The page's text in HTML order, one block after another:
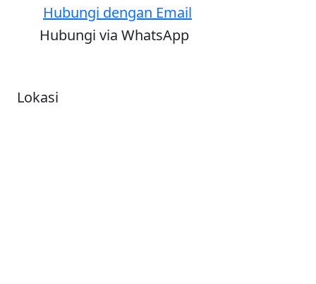
Hubungi dengan Email
Hubungi via WhatsApp
Lokasi